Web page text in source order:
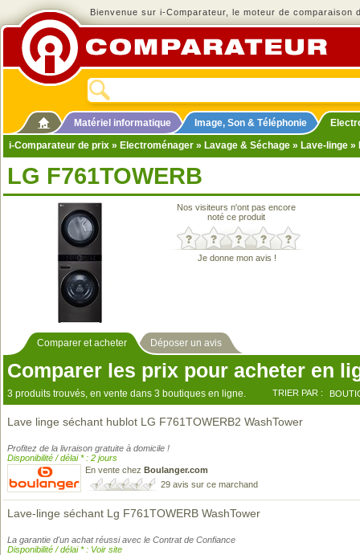
Bienvenue sur i-Comparateur, le moteur de comparaison
Matériel informatique Image, Son & Téléphonie
i-Comparateur de prix » Electroménager » Lavage & Séchage » Lave-linge »
LG F761TOWERB
Nos visiteurs n'ont pas encore
noté ce produit
Je donne mon avis !
Comparer et acheter Déposer un avis
Comparer les prix pour acheter en
3 produits trouvés, en vente dans 3 boutiques en ligne. TRIER PAR :
Lave linge séchant hublot LG F761TOWERB2 WashTower
Profitez de la livraison gratuite à domicile !
Disponibilité / délai * : 2 jours
En vente chez Boulanger.com
29 avis sur ce marchand
Lave-linge séchant Lg F761TOWERB WashTower
La garantie d'un achat réussi avec le Contrat de Confiance
Disponibilité / délai * : Voir site